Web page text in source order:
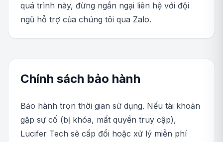
quá trình này, đừng ngần ngại liên hệ với đội
ngũ hỗ trợ của chúng tôi qua Zalo.
Chính sách bảo hành
Bảo hành trọn thời gian sử dụng. Nếu tài khoản
gặp sự cố (bị khóa, mất quyền truy cập),
Lucifer Tech sẽ cấp đổi hoặc xử lý miễn phí